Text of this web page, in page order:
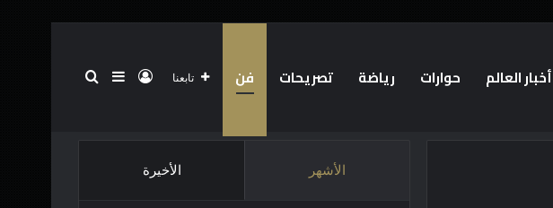
أخبار العالم حوارات رياضة تصريحات فن تابعنا تسجيل الدخول
إضافة عمود جانبي
فريق العمل
الأشهر الأخيرة